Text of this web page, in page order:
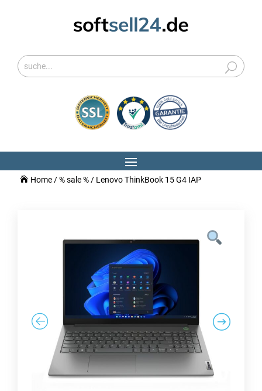
Home/% sale %/ Lenovo ThinkBook 15 G4 IAP